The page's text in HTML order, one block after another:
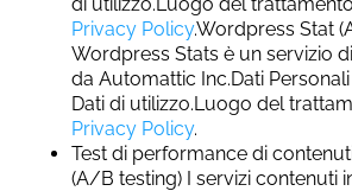
Privacy Policy.Wordpress Stat
Wordpress Stats è un servizio
da Automattic Inc.Dati
Dati di utilizzo.Luogo del
Privacy Policy.
Test di performance di
(A/B testing) I servizi contenuti